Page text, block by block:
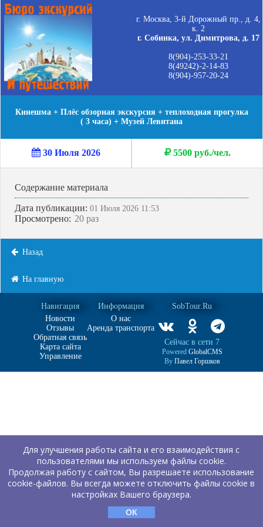
г. Москва, 3-й Дорожный пр., д. 4,
к. 2
г. Собинка, ул. Димитрова, д. 17
8(904)-253-33-21
8(49242)-2-14-83
8(904)-957-20-24
Кинешма + Плёс обзорная экскурсия + теплоходная прогулка
( 3 часа) + Музей Левитана
30 Июля 2026 5500 руб./чел.
Содержание материала
Дата публикации: 01 Июля 2026 11:53
Просмотрено: 20 раз
Назад
На главную
Навигация
Новости
Отзывы
Обратная связь
Карта сайта
Управление
Информация
О нас
Аренда транспорта
SobTour.Ru
Сейчас в сети 7
Powered GlobalCMS
By Павел Горшков
Для улучшения работы сайта и его взаимодействия с
пользователями мы используем файлы cookie.
Продолжая работу с сайтом, Вы разрешаете использование
cookie-файлов. Вы всегда можете отключить файлы cookie в
настройках Вашего браузера.
ОК